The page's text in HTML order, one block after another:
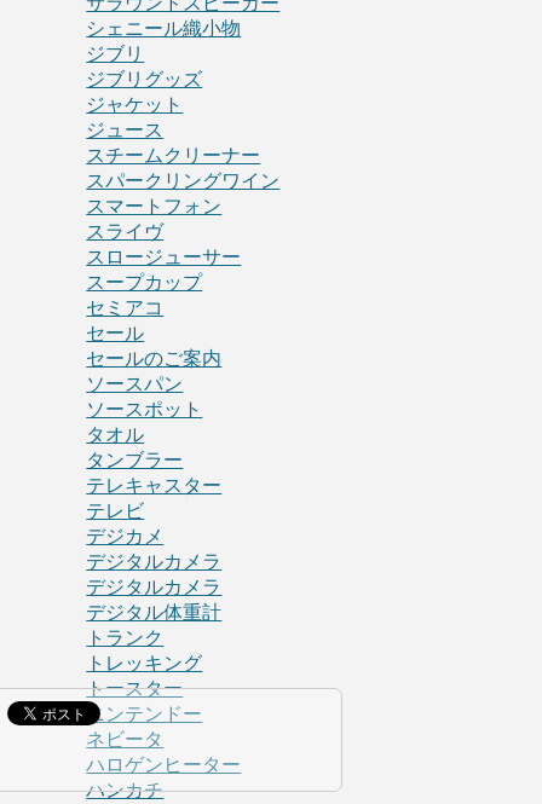
シェニール織小物
ジブリ
ジブリグッズ
ジャケット
ジュース
スチームクリーナー
スパークリングワイン
スマートフォン
スライヴ
スロージューサー
スープカップ
セミアコ
セール
セールのご案内
ソースパン
ソースポット
タオル
タンブラー
テレキャスター
テレビ
デジカメ
デジタルカメラ
デジタルカメラ
デジタル体重計
トランク
トレッキング
トースター
ニンテンドー
ネビータ
ハロゲンヒーター
ハンカチ